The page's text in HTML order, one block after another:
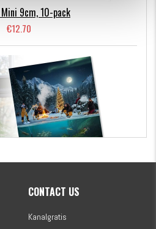
9cm, 10-pack
€12.70
€154.86CONTACT US
Kanalgratis